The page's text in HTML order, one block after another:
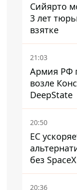
Сийярто
3 лет
взятке
21:03
Армия РФ
возле
DeepState
20:50
ЕС
без
обойтись
20:36